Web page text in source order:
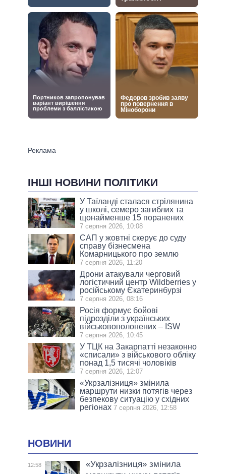
ІНШІ НОВИНИ ПОЛІТИКИ
У Таїланді сталася стрілянина
у школі, семеро загиблих та
щонайменше 15 поранених
7 серпня 2026, 10:08
САП у жовтні скерує до суду
справу бізнесмена
Комарницького про землю
7 серпня 2026, 11:20
Дрони атакували черговий
логістичний центр Wildberries у
російському Єкатеринбурзі
7 серпня 2026, 08:16
Росія формує бойові
підрозділи з українських
військовополонених – ISW
7 серпня 2026, 10:45
У ТЦК на Закарпатті незаконно
«списали» з військового обліку
понад 1,5 тисячі чоловіків
7 серпня 2026, 12:07
«Укрзалізниця» змінила
маршрути низки потягів через
безпекову ситуацію у східних
регіонах 7 серпня 2026, 12:58
НОВИНИ
12:58
«Укрзалізниця» змінила